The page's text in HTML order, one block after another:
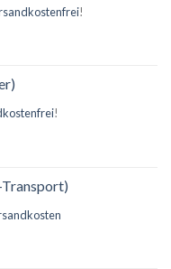
!
!